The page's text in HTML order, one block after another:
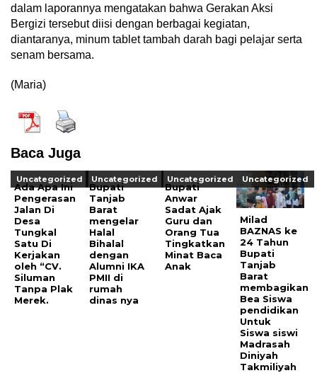
dalam laporannya mengatakan bahwa Gerakan Aksi
Bergizi tersebut diisi dengan berbagai kegiatan,
diantaranya, minum tablet tambah darah bagi pelajar serta
senam bersama.
(Maria)
Baca Juga
Uncategorized
Ada Apa Ini
Pengerasan
Jalan Di
Desa
Tungkal
Satu Di
Kerjakan
oleh “CV.
Siluman
Tanpa Plak
Merek.
Uncategorized
Bupati
Tanjab
Barat
mengelar
Halal
Bihalal
dengan
Alumni IKA
PMII di
rumah
dinas nya
Uncategorized
Bupati
Anwar
Sadat Ajak
Guru dan
Orang Tua
Tingkatkan
Minat Baca
Anak
Uncategorized
Milad
BAZNAS ke
24 Tahun
Bupati
Tanjab
Barat
membagikan
Bea Siswa
pendidikan
Untuk
Siswa siswi
Madrasah
Diniyah
Takmiliyah